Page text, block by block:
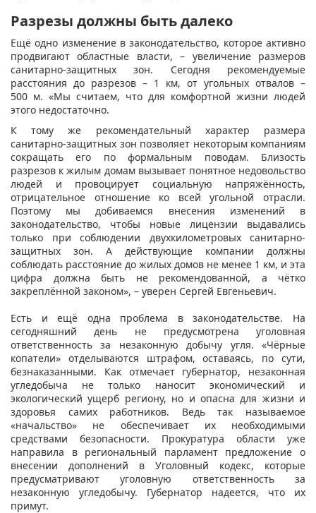
Разрезы должны быть далеко
Ещё одно изменение в законодательство, которое активно
продвигают областные власти, – увеличение размеров
санитарно-защитных зон. Сегодня рекомендуемые
расстояния до разрезов – 1 км, от угольных отвалов –
500 м. «Мы считаем, что для комфортной жизни людей
этого недостаточно.
К тому же рекомендательный характер размера
санитарно-защитных зон позволяет некоторым компаниям
сокращать его по формальным поводам. Близость
разрезов к жилым домам вызывает понятное недовольство
людей и провоцирует социальную напряжённость,
отрицательное отношение ко всей угольной отрасли.
Поэтому мы добиваемся внесения изменений в
законодательство, чтобы новые лицензии выдавались
только при соблюдении двухкилометровых санитарно-
защитных зон. А действующие компании должны
соблюдать расстояние до жилых домов не менее 1 км, и эта
цифра должна быть не рекомендованной, а чётко
закреплённой законом», – уверен Сергей Евгеньевич.
Есть и ещё одна проблема в законодательстве. На
сегодняшний день не предусмотрена уголовная
ответственность за незаконную добычу угля. «Чёрные
копатели» отделываются штрафом, оставаясь, по сути,
безнаказанными. Как отмечает губернатор, незаконная
угледобыча не только наносит экономический и
экологический ущерб региону, но и опасна для жизни и
здоровья самих работников. Ведь так называемое
«начальство» не обеспечивает их необходимыми
средствами безопасности. Прокуратура области уже
направила в региональный парламент предложение о
внесении дополнений в Уголовный кодекс, которые
предусматривают уголовную ответственность за
незаконную угледобычу. Губернатор надеется, что их
примут.